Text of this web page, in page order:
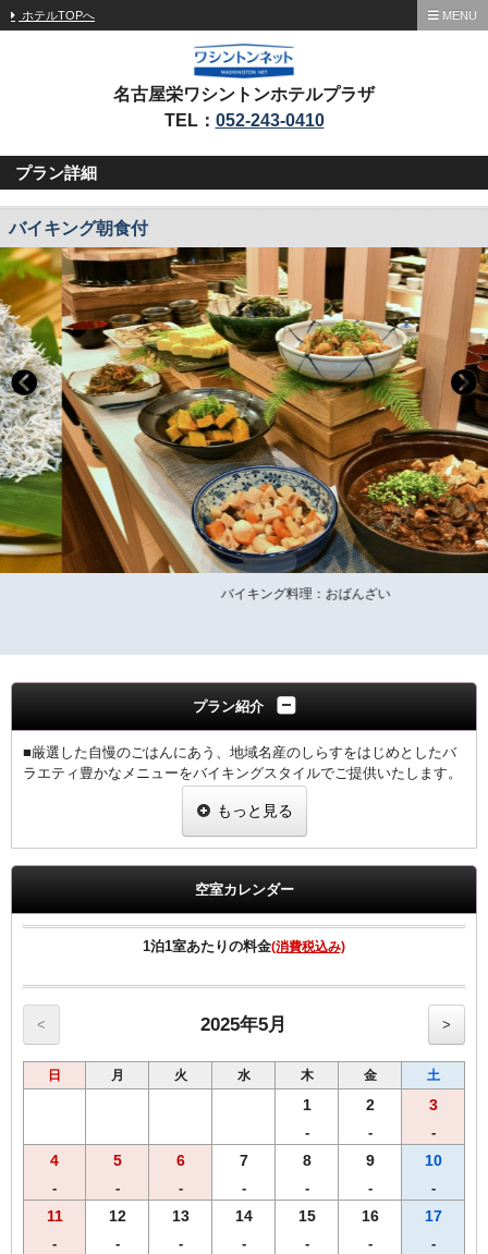
ホテルTOPへ MENU
名古屋栄ワシントンホテルプラザ
TEL： 052-243-0410
プラン詳細
バイキング朝食付
バイキング料理：おばんざい
プラン紹介
■厳選した自慢のごはんにあう、地域名産のしらすをはじめとしたバ
ラエティ豊かなメニューをバイキングスタイルでご提供いたします。
★全客室に「エアウィーヴ」マットレスを導入
★４０型スマートテレビを導入！各種動画配信サービスが利用可能
（YouTube・Amazon Prime・Netflix等**一部ご自身のアカウントが必
■Wi-Fi接続・有線LAN接続のインターネット環境無料
ンデマンド）映像
■お近くにコンビニエンスストア、繁華街もあり最適な立地です
もっと見る
空室カレンダー
1泊1室あたりの料金(消費税込み)
< 2025年5月 >
日 月 火 水 木 金 土
1
-
2
-
3
-
4
-
5
-
6
-
7
-
8
-
9
-
10
-
11
-
12
-
13
-
14
-
15
-
16
-
17
-